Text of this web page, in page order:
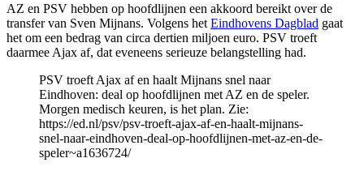
AZ en PSV hebben op hoofdlijnen een akkoord bereikt over de
transfer van Sven Mijnans. Volgens het Eindhovens Dagblad gaat
het om een bedrag van circa dertien miljoen euro. PSV troeft
daarmee Ajax af, dat eveneens serieuze belangstelling had.
PSV troeft Ajax af en haalt Mijnans snel naar
Eindhoven: deal op hoofdlijnen met AZ en de speler.
Morgen medisch keuren, is het plan. Zie:
https://ed.nl/psv/psv-troeft-ajax-af-en-haalt-mijnans-
snel-naar-eindhoven-deal-op-hoofdlijnen-met-az-en-de-
speler~a1636724/